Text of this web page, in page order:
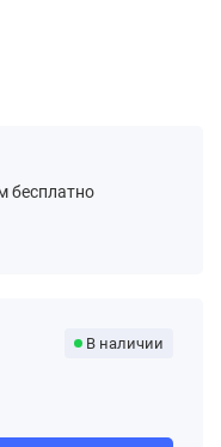
бесплатно
В наличии